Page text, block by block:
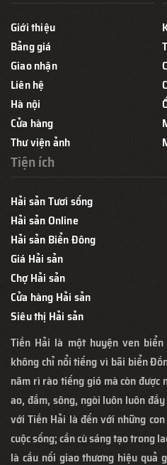
Giới thiệu
Bảng giá
Giao nhận
Liên hệ
Hà nội
Cửa hàng
Thư viện ảnh
Tiện ích
Hải sản Tươi sống
Hải sản Online
Hải sản Biển Đông
Giá Hải sản
Chợ Hải sản
Cửa hàng Hải sản
Siêu thị Hải sản
Tiền Hải là một huyện ven
không chỉ nổi tiếng vì bãi biển
năm rì rào tiếng gió mà còn được
ao, đầm, sông, ngòi luôn luôn
với Tiền Hải là đến với những
cuộc sống; cần cù sáng tạo trong
là cầu nối giao thương hiệu quả